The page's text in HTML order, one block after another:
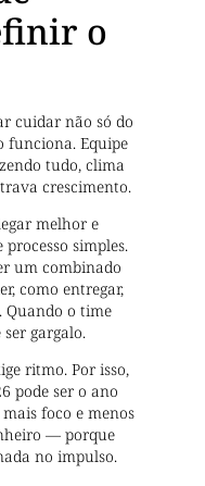
o
cuidar não só do
funciona. Equipe
tudo, clima
crescimento.
melhor e
simples.
um combinado
como entregar,
Quando o time
gargalo.
ritmo. Por isso,
pode ser o ano
foco e menos
— porque
no impulso.